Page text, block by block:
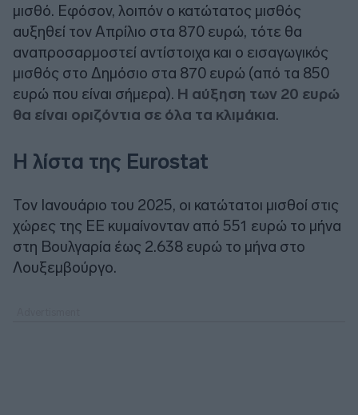
μισθό. Εφόσον, λοιπόν ο κατώτατος μισθός
αυξηθεί τον Απρίλιο στα 870 ευρώ, τότε θα
αναπροσαρμοστεί αντίστοιχα και ο εισαγωγικός
μισθός στο Δημόσιο στα 870 ευρώ (από τα 850
ευρώ που είναι σήμερα). Η αύξηση των 20 ευρώ
θα είναι οριζόντια σε όλα τα κλιμάκια.
Η λίστα της Eurostat
Τον Ιανουάριο του 2025, οι κατώτατοι μισθοί στις
χώρες της ΕΕ κυμαίνονταν από 551 ευρώ το μήνα
στη Βουλγαρία έως 2.638 ευρώ το μήνα στο
Λουξεμβούργο.